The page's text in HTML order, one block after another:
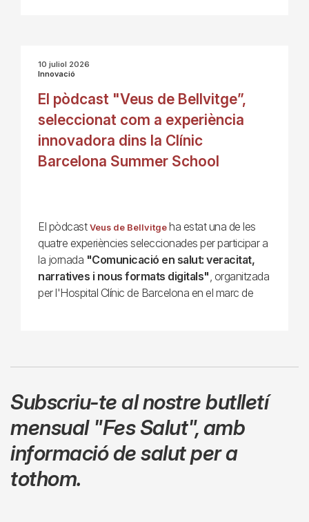
10 juliol 2026
Innovació
El pòdcast "Veus de Bellvitge”,
seleccionat com a experiència
innovadora dins la Clínic
Barcelona Summer School
El pòdcast Veus de Bellvitgeha estat una de les
quatre experiències seleccionades per participar a
la jornada "Comunicació en salut: veracitat,
narratives i nous formats digitals" , organitzada
per l'Hospital Clínic de Barcelona en el marc de
Subscriu-te al nostre butlletí
mensual "Fes Salut",amb
informació de salut per a
tothom.